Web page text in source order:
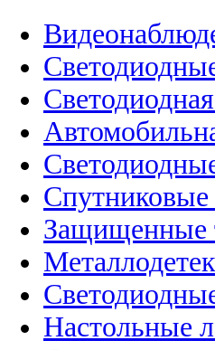
Защищенные
Настольные